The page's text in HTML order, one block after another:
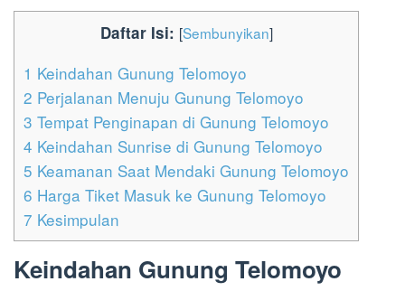
Daftar Isi: [Sembunyikan]
1 Keindahan Gunung Telomoyo
2 Perjalanan Menuju Gunung Telomoyo
3 Tempat Penginapan di Gunung Telomoyo
4 Keindahan Sunrise di Gunung Telomoyo
5 Keamanan Saat Mendaki Gunung Telomoyo
6 Harga Tiket Masuk ke Gunung Telomoyo
7 Kesimpulan
Keindahan Gunung Telomoyo